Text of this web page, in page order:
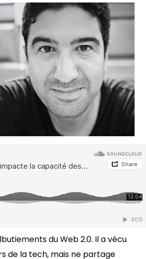
du Web 2.0. Il a vécu
de la tech, mais ne partage